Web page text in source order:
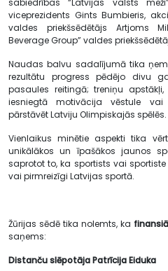
sabiedrības “Latvijas valsts
viceprezidents Gints Bumbieris,
valdes priekšsēdētājs Artjoms
Beverage Group” valdes
Naudas balvu sadalījumā tika
rezultātu progress pēdējo divu
pasaules reitingā; treniņu
iesniegtā motivācija vēstule vai
pārstāvēt Latviju Olimpiskajās spēlēs.
Vienlaikus minētie aspekti tika
unikālākos un īpašākos jaunos
saprotot to, ka sportists vai
vai pirmreizīgi Latvijas sportā.
Žūrijas sēdē tika nolemts, ka
saņems:
Distanču slēpotājaPatrīcija Eiduka